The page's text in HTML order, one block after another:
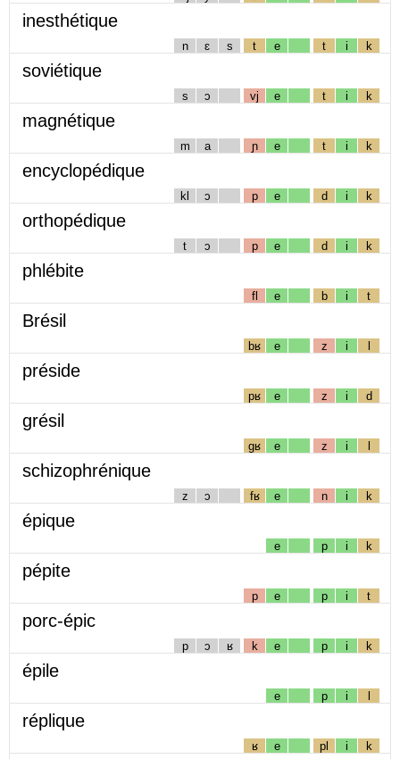
inesthétique
n ɛ s t e t i k
soviétique
s ɔ vj e t i k
magnétique
m a ɲ e t i k
encyclopédique
kl ɔ p e d i k
orthopédique
t ɔ p e d i k
phlébite
fl e b i t
Brésil
bʁ e z i l
préside
pʁ e z i d
grésil
gʁ e z i l
schizophrénique
z ɔ fʁ e n i k
épique
e p i k
pépite
p e p i t
porc-épic
p ɔ ʁ k e p i k
épile
e p i l
réplique
ʁ e pl i k